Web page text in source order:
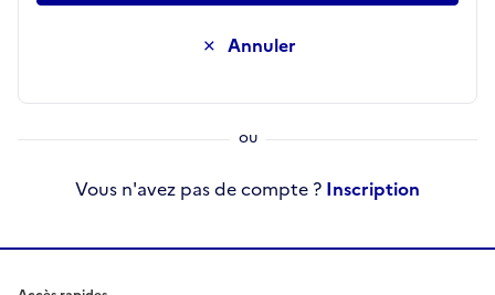
Annuler
Vous n'avez pas de compte ? Inscription